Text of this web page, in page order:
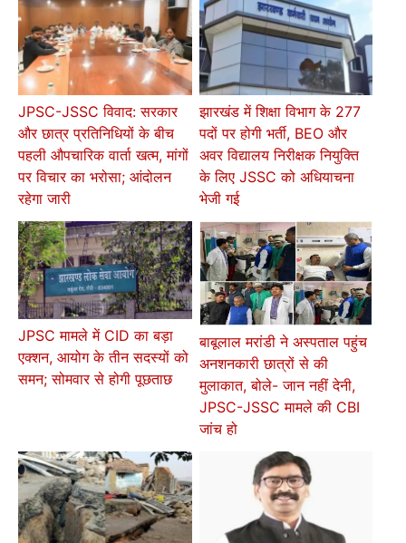
JPSC-JSSC विवाद: सरकार
और छात्र प्रतिनिधियों के बीच
पहली औपचारिक वार्ता खत्म, मांगों
पर विचार का भरोसा; आंदोलन
रहेगा जारी
झारखंड में शिक्षा विभाग के 277
पदों पर होगी भर्ती, BEO और
अवर विद्यालय निरीक्षक नियुक्ति
के लिए JSSC को अधियाचना
भेजी गई
JPSC मामले में CID का बड़ा
एक्शन, आयोग के तीन सदस्यों को
समन; सोमवार से होगी पूछताछ
बाबूलाल मरांडी ने अस्पताल पहुंच
अनशनकारी छात्रों से की
मुलाकात, बोले- जान नहीं देनी,
JPSC-JSSC मामले की CBI
जांच हो